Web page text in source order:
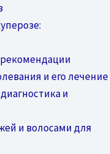
рекомендации
и его лечение
и
и волосами для